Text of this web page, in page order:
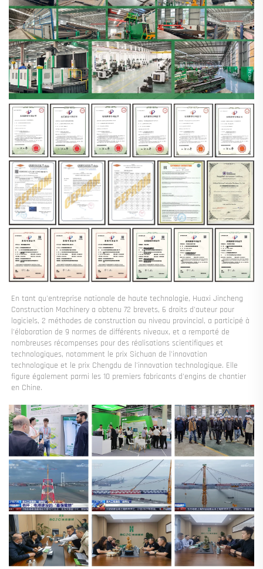
En tant qu'entreprise nationale de haute technologie, Huaxi Jincheng
Construction Machinery a obtenu 72 brevets, 6 droits d'auteur pour
logiciels, 2 méthodes de construction au niveau provincial, a participé à
l'élaboration de 9 normes de différents niveaux, et a remporté de
nombreuses récompenses pour des réalisations scientifiques et
technologiques, notamment le prix Sichuan de l'innovation
technologique et le prix Chengdu de l'innovation technologique. Elle
figure également parmi les 10 premiers fabricants d'engins de chantier
en Chine.